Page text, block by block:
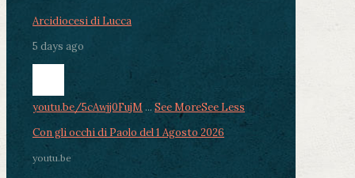
Arcidiocesi di Lucca
5 days ago
youtu.be/5cAwjj0FujM ... See MoreSee Less
Con gli occhi di Paolo del 1 Agosto 2026
youtu.be